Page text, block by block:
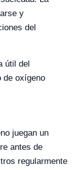
y
del
útil del
de oxígeno
juegan un
antes de
regularmente